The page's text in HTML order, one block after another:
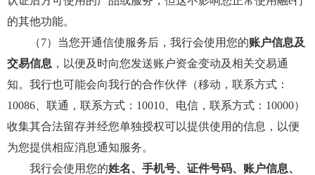
的其他功能。
（7）当您开通信使服务后，我行会使用您的账户信息及
交易信息 ，以便及时向您发送账户资金变动及相关交易通
知。我行也可能会向我行的合作伙伴（移动，联系方式：
10086、联通，联系方式：10010、电信，联系方式：10000）
收集其合法留存并经您单独授权可以提供使用的信息，以便
为您提供相应消息通知服务。
我行会使用您的姓名、手机号、证件号码、账户信息、